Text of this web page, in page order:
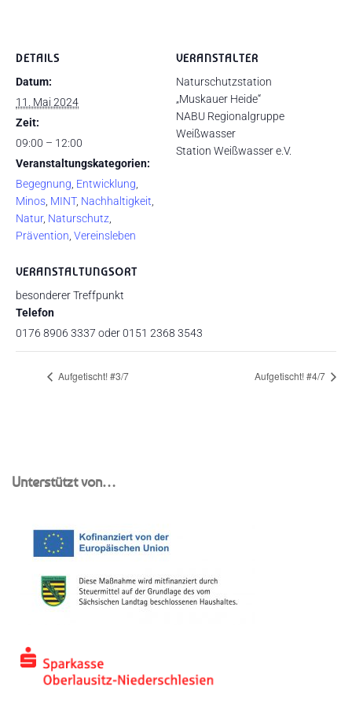
DETAILS
Datum:
11. Mai 2024
Zeit:
09:00 – 12:00
Veranstaltungskategorien:
Begegnung, Entwicklung,
Minos, MINT, Nachhaltigkeit,
Natur, Naturschutz,
Prävention, Vereinsleben
VERANSTALTUNGSORT
besonderer Treffpunkt
Telefon
0176 8906 3337 oder 0151 2368 3543
VERANSTALTER
Naturschutzstation
„Muskauer Heide“
NABU Regionalgruppe
Weißwasser
Station Weißwasser e.V.
Aufgetischt! #3/7 Aufgetischt! #4/7
Unterstützt von…